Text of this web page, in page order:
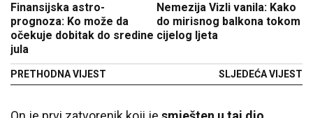
Finansijska astro-
prognoza: Ko može da
očekuje dobitak do sredine
jula
PRETHODNA VIJEST
Nemezija Vizli vanila: Kako
do mirisnog balkona tokom
cijelog ljeta
SLJEDEĆA VIJEST